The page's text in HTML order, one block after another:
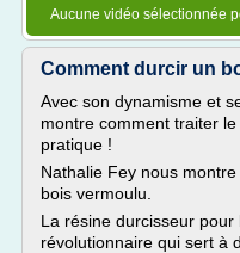
Aucune vidéo sélectionnée
Comment durcir un
Avec son dynamisme et
montre comment traiter
pratique !
Nathalie Fey nous
bois vermoulu.
La résine durcisseur
révolutionnaire qui sert à